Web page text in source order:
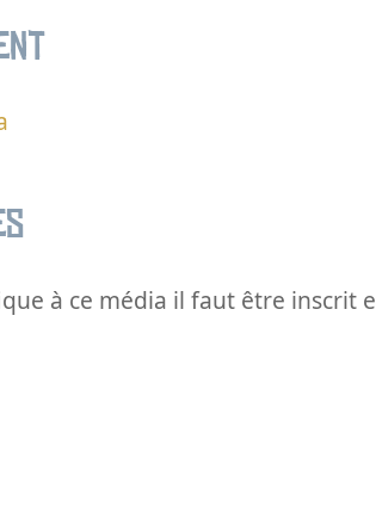
à ce média il faut être inscrit